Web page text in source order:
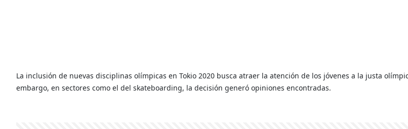
La inclusión de nuevas disciplinas olímpicas en Tokio 2020 busca atraer la atención de los jóvenes a la justa
embargo, en sectores como el del skateboarding, la decisión generó opiniones encontradas.